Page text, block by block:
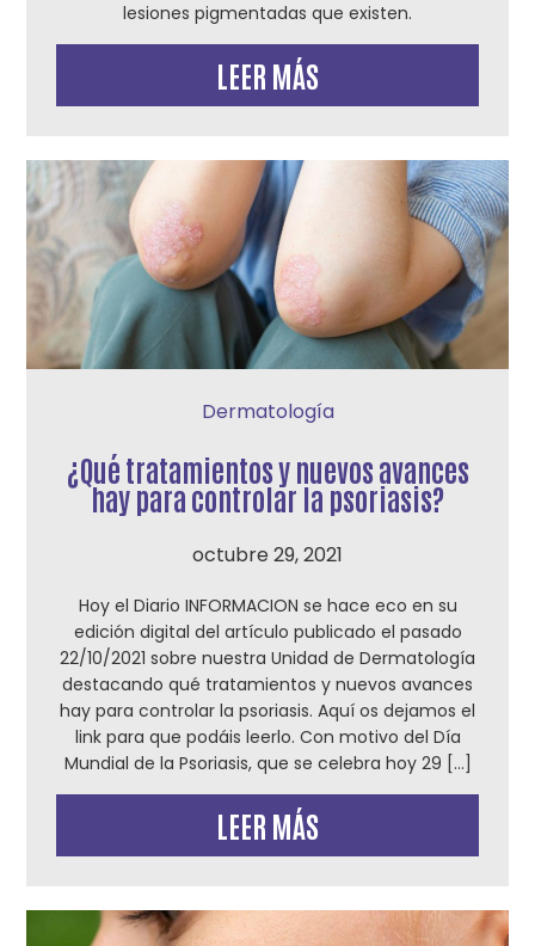
lesiones pigmentadas que existen.
LEER MÁS
Dermatología
¿Qué tratamientos y nuevos avances
hay para controlar la psoriasis?
octubre 29, 2021
Hoy el Diario INFORMACION se hace eco en su
edición digital del artículo publicado el pasado
22/10/2021 sobre nuestra Unidad de Dermatología
destacando qué tratamientos y nuevos avances
hay para controlar la psoriasis. Aquí os dejamos el
link para que podáis leerlo. Con motivo del Día
Mundial de la Psoriasis, que se celebra hoy 29 […]
LEER MÁS